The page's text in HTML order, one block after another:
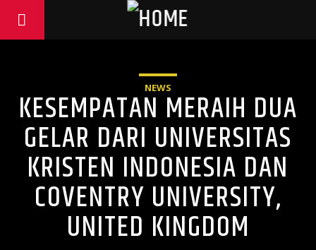
NEWS
KESEMPATAN MERAIH DUA
GELAR DARI UNIVERSITAS
KRISTEN INDONESIA DAN
COVENTRY UNIVERSITY,
UNITED KINGDOM